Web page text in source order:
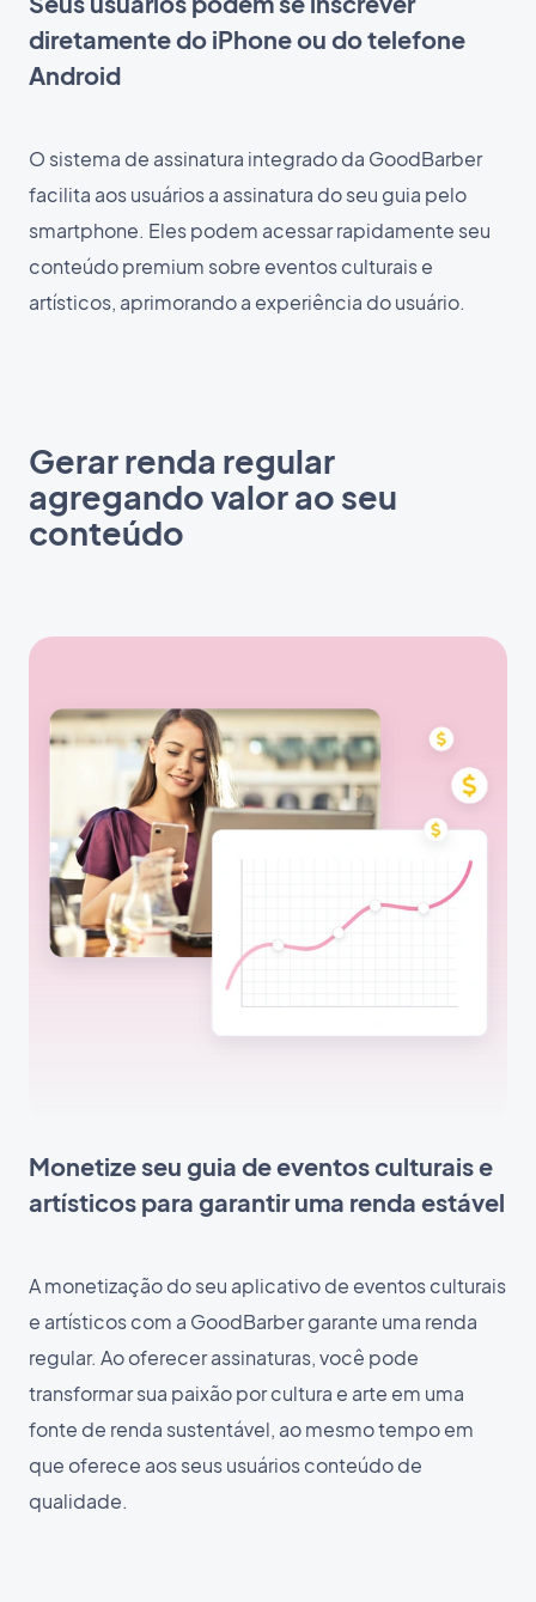
diretamente do iPhone ou do telefone
Android
O sistema de assinatura integrado da GoodBarber
facilita aos usuários a assinatura do seu guia pelo
smartphone. Eles podem acessar rapidamente seu
conteúdo premium sobre eventos culturais e
artísticos, aprimorando a experiência do usuário.
Gerar renda regular
agregando valor ao seu
conteúdo
Monetize seu guia de eventos culturais e
artísticos para garantir uma renda estável
A monetização do seu aplicativo de eventos culturais
e artísticos com a GoodBarber garante uma renda
regular. Ao oferecer assinaturas, você pode
transformar sua paixão por cultura e arte em uma
fonte de renda sustentável, ao mesmo tempo em
que oferece aos seus usuários conteúdo de
qualidade.